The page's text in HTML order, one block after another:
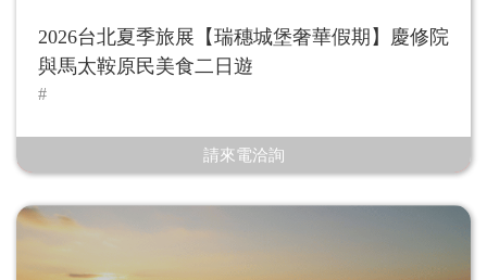
2026台北夏季旅展【瑞穗城堡奢華假期】慶修院
與馬太鞍原民美食二日遊
請來電洽詢